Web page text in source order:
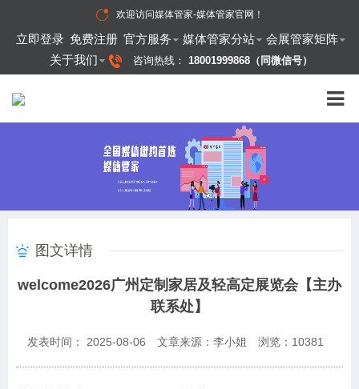
欢迎访问媒体管家-媒体管家官网 ！
立即登录 免费注册 官方服务 媒体管家分站
会展管家矩阵
关于我们
咨询热线： 18001999868（同微信号）
图文详情
welcome2026广州定制家居及轻高定展览会【主办
联系处】
发表时间： 2025-08-06 文章来源：李小姐 浏览： 10381